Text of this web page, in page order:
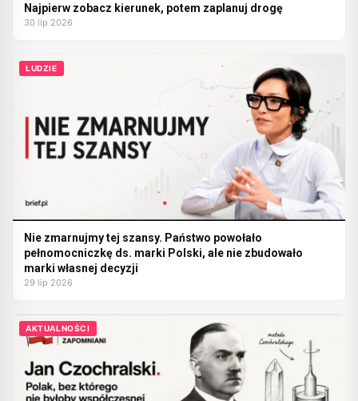
Najpierw zobacz kierunek, potem zaplanuj drogę
30 lip 2026
LUDZIE
Nie zmarnujmy tej szansy. Państwo powołało
pełnomocniczkę ds. marki Polski, ale nie zbudowało
marki własnej decyzji
29 lip 2026
AKTUALNOŚCI